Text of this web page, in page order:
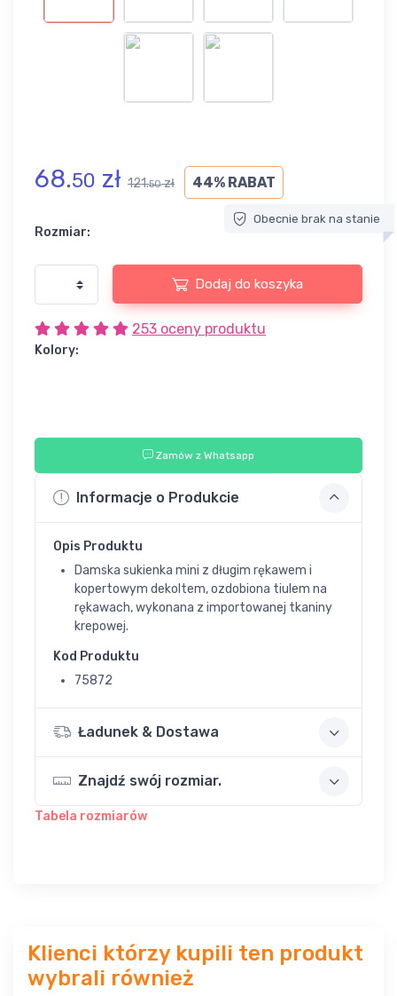
68.50 zł 121.50zł 44% RABAT
Obecnie brak na stanie
Rozmiar:
Dodaj do koszyka
253 oceny produktu
Kolory:
Zamów z Whatsapp
Informacje o Produkcie
Opis Produktu
Damska sukienka mini z długim rękawem i
kopertowym dekoltem, ozdobiona tiulem na
rękawach, wykonana z importowanej tkaniny
krepowej.
Kod Produktu
75872
Ładunek & Dostawa
Znajdź swój rozmiar.
Tabela rozmiarów
Klienci którzy kupili ten produkt
wybrali również